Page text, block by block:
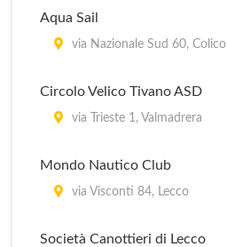
Aqua Sail
via Nazionale Sud 60, Colico
Circolo Velico Tivano ASD
via Trieste 1, Valmadrera
Mondo Nautico Club
via Visconti 84, Lecco
Società Canottieri di Lecco